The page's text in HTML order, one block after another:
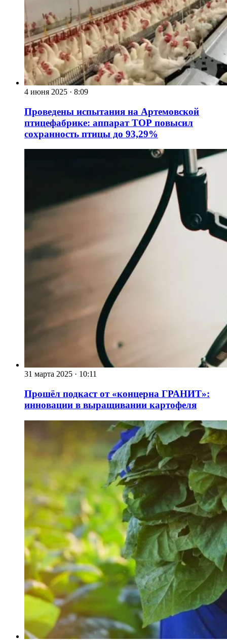
4 июня 2025 · 8:09
Проведены испытания на Артемовской
птицефабрике: аппарат ТОР повысил
сохранность птицы до 93,29%
31 марта 2025 · 10:11
Прошёл подкаст от «концерна ГРАНИТ»:
инновации в выращивании картофеля